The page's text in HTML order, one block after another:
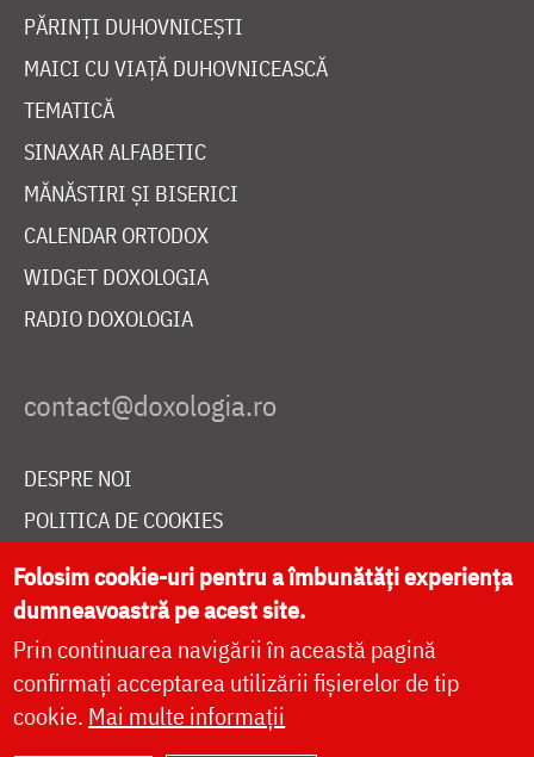
PĂRINȚI DUHOVNICEȘTI
MAICI CU VIAȚĂ DUHOVNICEASCĂ
TEMATICĂ
SINAXAR ALFABETIC
MĂNĂSTIRI ȘI BISERICI
CALENDAR ORTODOX
WIDGET DOXOLOGIA
RADIO DOXOLOGIA
DESPRE NOI
POLITICA DE COOKIES
DONEAZĂ ONLINE PENTRU CATEDRALA NAȚIONALĂ
LIVE
Folosim cookie-uri pentru a îmbunătăți experiența
dumneavoastră pe acest site.
Prin continuarea navigării în această pagină
confirmați acceptarea utilizării fișierelor de tip
cookie. Mai multe informații